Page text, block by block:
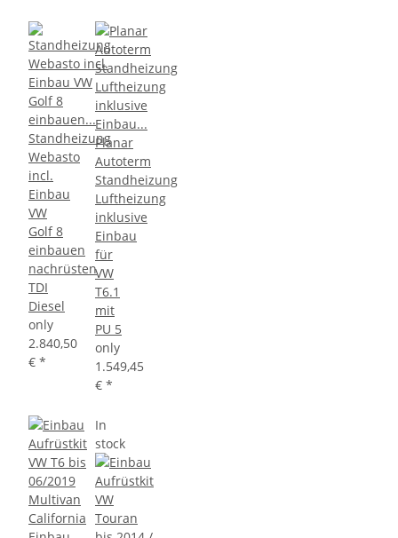
Standheizung
Webasto
incl.
Einbau
VW
Golf 8
einbauen
nachrüsten
TDI
Diesel
only
2.840,50
€ *
Planar
Autoterm
Standheizung
Luftheizung
inklusive
Einbau
für
VW
T6.1
mit
PU 5
only
1.549,45
€ *
In
stock